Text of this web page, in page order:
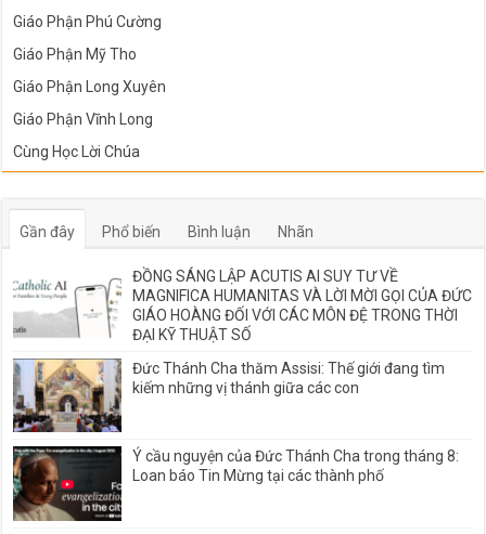
Giáo Phận Phú Cường
Giáo Phận Mỹ Tho
Giáo Phận Long Xuyên
Giáo Phận Vĩnh Long
Cùng Học Lời Chúa
Gần đây Phổ biến Bình luận Nhãn
ĐỒNG SÁNG LẬP ACUTIS AI SUY TƯ VỀ
MAGNIFICA HUMANITAS VÀ LỜI MỜI GỌI CỦA ĐỨC
GIÁO HOÀNG ĐỐI VỚI CÁC MÔN ĐỆ TRONG THỜI
ĐẠI KỸ THUẬT SỐ
Đức Thánh Cha thăm Assisi: Thế giới đang tìm
kiếm những vị thánh giữa các con
Ý cầu nguyện của Đức Thánh Cha trong tháng 8:
Loan báo Tin Mừng tại các thành phố